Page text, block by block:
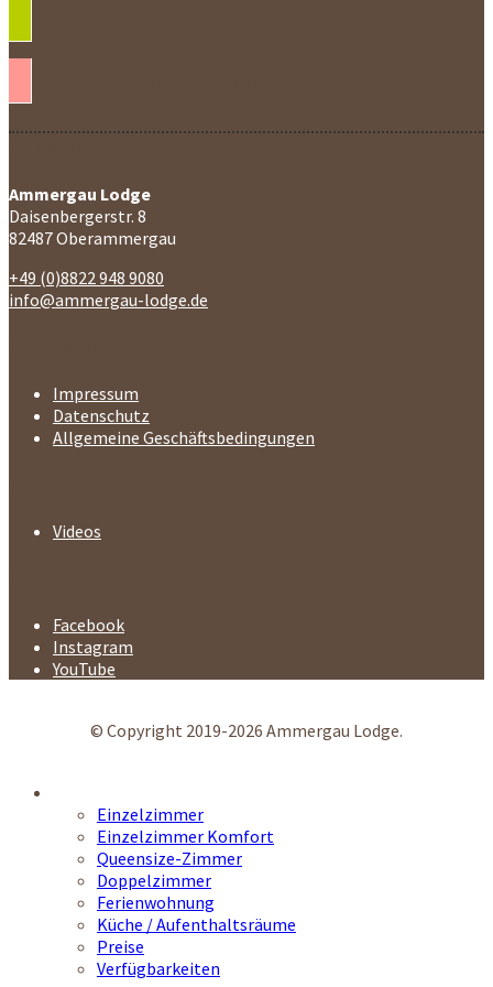
Ammergau Lodge
Daisenbergerstr. 8
82487 Oberammergau
+49 (0)8822 948 9080
info@ammergau-lodge.de
Impressum
Datenschutz
Allgemeine Geschäftsbedingungen
Videos
Facebook
Instagram
YouTube
© Copyright 2019-2026 Ammergau Lodge.
Einzelzimmer
Einzelzimmer Komfort
Queensize-Zimmer
Doppelzimmer
Ferienwohnung
Küche / Aufenthaltsräume
Preise
Verfügbarkeiten